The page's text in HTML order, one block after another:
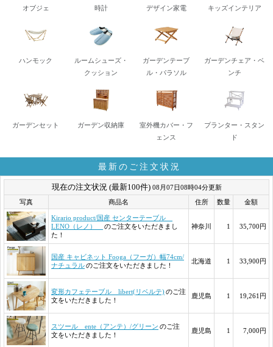
オブジェ 時計 デザイン家電 キッズインテリア
ハンモック
ルームシューズ・
クッション
ガーデンテーブ
ル・パラソル
ガーデンチェア・ベ
ンチ
ガーデンセット ガーデン収納庫
室外機カバー・フ
ェンス
プランター・スタン
ド
最新のご注文状況